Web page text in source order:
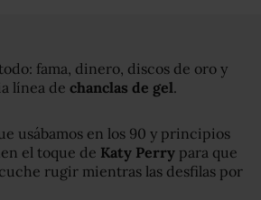
fama, dinero, discos de oro y
línea de chanclas de gel.
usábamos en los 90 y principios
el toque de Katy Perry para que
rugir mientras las desfilas por